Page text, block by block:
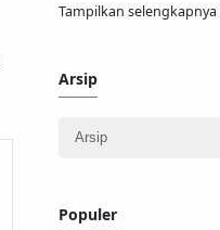
Tampilkan selengkapnya
Arsip
Populer